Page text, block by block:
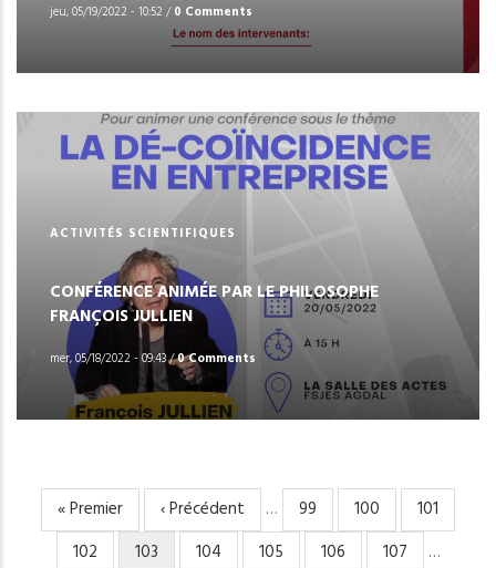
jeu, 05/19/2022 - 10:52 /0 Comments
ACTIVITÉS SCIENTIFIQUES
CONFÉRENCE ANIMÉE PAR LE PHILOSOPHE
FRANÇOIS JULLIEN
mer, 05/18/2022 - 09:43/0 Comments
PAGINATION
Première
page
« Premier
Page
précédente
‹ Précédent … Page
99 Page
100 Page
101
Page
102
Page
103 Page
104 Page
105 Page
106 Page
107
…